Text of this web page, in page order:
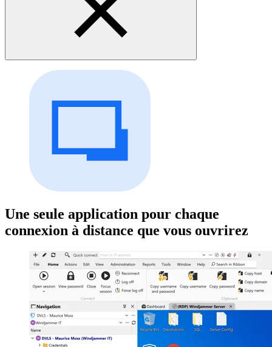
Une seule application pour chaque
connexion à distance que vous ouvrirez